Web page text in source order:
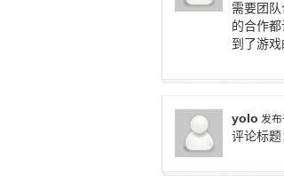
需要团
的合作
到了游
yolo 发
评论标